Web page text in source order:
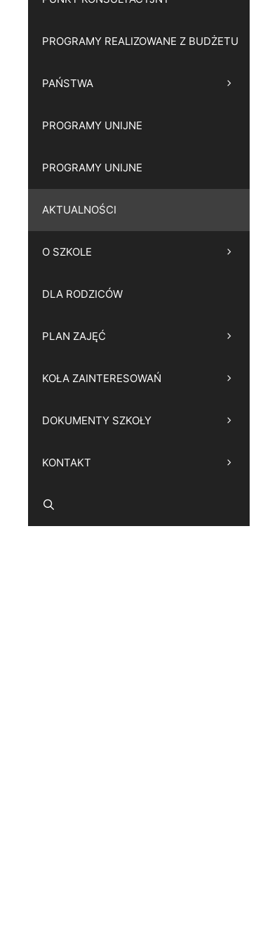
PROGRAMY REALIZOWANE Z BUDŻETU
PAŃSTWA
PROGRAMY UNIJNE
PROGRAMY UNIJNE
AKTUALNOŚCI
O SZKOLE
DLA RODZICÓW
PLAN ZAJĘĆ
KOŁA ZAINTERESOWAŃ
DOKUMENTY SZKOŁY
KONTAKT